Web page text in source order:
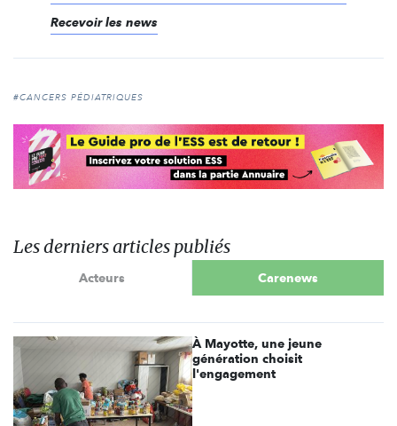
Recevoir les news
#CANCERS PÉDIATRIQUES
Les derniers articles publiés
Acteurs Carenews
À Mayotte, une jeune
génération choisit
l'engagement